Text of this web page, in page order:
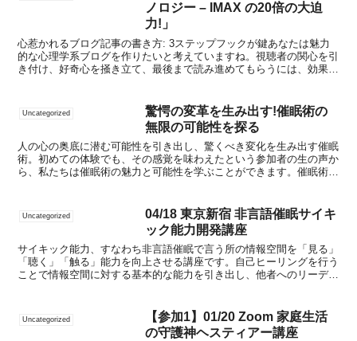
ノロジー – IMAX の20倍の大迫
力!」
心惹かれるブログ記事の書き方: 3ステップフックが鍵あなたは魅力
的な心理学系ブログを作りたいと考えていますね。視聴者の関心を引
き付け、好奇心を掻き立て、最後まで読み進めてもらうには、効果的
Uncategorized
驚愕の変革を生み出す!催眠術の
無限の可能性を探る
人の心の奥底に潜む可能性を引き出し、驚くべき変化を生み出す催眠
術。初めての体験でも、その感覚を味わえたという参加者の生の声か
ら、私たちは催眠術の魅力と可能性を学ぶことができます。催眠術ク
Uncategorized
04/18 東京新宿 非言語催眠サイキ
ック能力開発講座
サイキック能力、すなわち非言語催眠で言う所の情報空間を「見る」
「聴く」「触る」能力を向上させる講座です。自己ヒーリングを行う
ことで情報空間に対する基本的な能力を引き出し、他者へのリーディ
Uncategorized
【参加1】01/20 Zoom 家庭生活
の守護神ヘスティアー講座